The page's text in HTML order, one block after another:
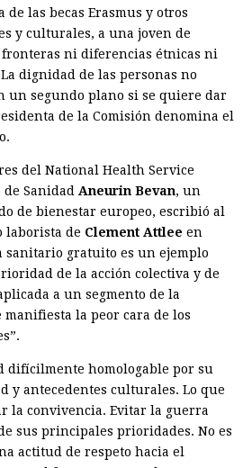
las becas Erasmus y otros
y culturales, a una joven de
ni diferencias étnicas ni
dignidad de las personas no
un segundo plano si se quiere dar
de la Comisión denomina el
del National Health Service
Sanidad Aneurin Bevan, un
de bienestar europeo, escribió al
laborista de Clement Attlee en
sanitario gratuito es un ejemplo
de la acción colectiva y de
a un segmento de la
manifiesta la peor cara de los
difícilmente homologable por su
y antecedentes culturales. Lo que
la convivencia. Evitar la guerra
sus principales prioridades. No es
actitud de respeto hacia el